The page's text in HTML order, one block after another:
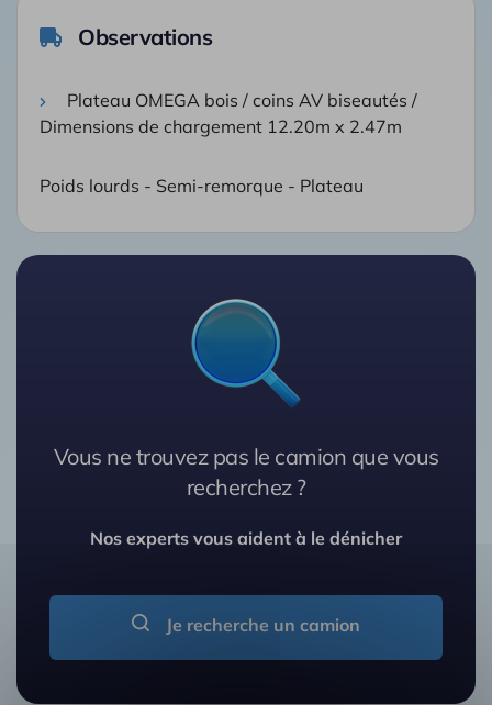
Observations
Plateau OMEGA bois / coins AV biseautés /
Dimensions de chargement 12.20m x 2.47m
Poids lourds - Semi-remorque - Plateau
Vous ne trouvez pas le camion que vous
recherchez ?
Nos experts vous aident à le dénicher
Je recherche un camion